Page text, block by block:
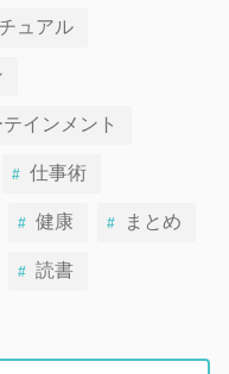
ュアル
インメント
仕事術
健康 まとめ
読書